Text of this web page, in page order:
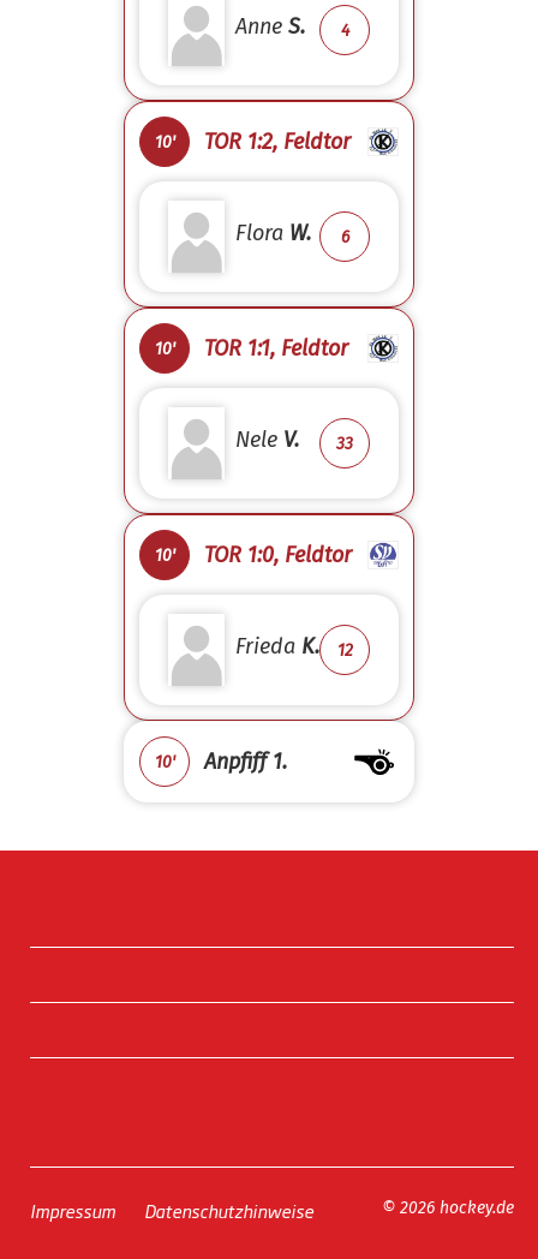
Anne S. 4
10' TOR 1:2, Feldtor
Flora W. 6
10' TOR 1:1, Feldtor
Nele V. 33
10' TOR 1:0, Feldtor
Frieda K. 12
10' Anpfiff 1.
Impressum Datenschutzhinweise © 2026 hockey.de